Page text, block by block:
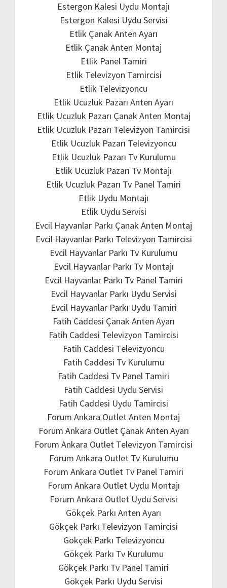
Estergon Kalesi Uydu Montajı
Estergon Kalesi Uydu Servisi
Etlik Çanak Anten Ayarı
Etlik Çanak Anten Montaj
Etlik Panel Tamiri
Etlik Televizyon Tamircisi
Etlik Televizyoncu
Etlik Ucuzluk Pazarı Anten Ayarı
Etlik Ucuzluk Pazarı Çanak Anten Montaj
Etlik Ucuzluk Pazarı Televizyon Tamircisi
Etlik Ucuzluk Pazarı Televizyoncu
Etlik Ucuzluk Pazarı Tv Kurulumu
Etlik Ucuzluk Pazarı Tv Montajı
Etlik Ucuzluk Pazarı Tv Panel Tamiri
Etlik Uydu Montajı
Etlik Uydu Servisi
Evcil Hayvanlar Parkı Çanak Anten Montaj
Evcil Hayvanlar Parkı Televizyon Tamircisi
Evcil Hayvanlar Parkı Tv Kurulumu
Evcil Hayvanlar Parkı Tv Montajı
Evcil Hayvanlar Parkı Tv Panel Tamiri
Evcil Hayvanlar Parkı Uydu Servisi
Evcil Hayvanlar Parkı Uydu Tamiri
Fatih Caddesi Çanak Anten Ayarı
Fatih Caddesi Televizyon Tamircisi
Fatih Caddesi Televizyoncu
Fatih Caddesi Tv Kurulumu
Fatih Caddesi Tv Panel Tamiri
Fatih Caddesi Uydu Servisi
Fatih Caddesi Uydu Tamircisi
Forum Ankara Outlet Anten Montaj
Forum Ankara Outlet Çanak Anten Ayarı
Forum Ankara Outlet Televizyon Tamircisi
Forum Ankara Outlet Tv Kurulumu
Forum Ankara Outlet Tv Panel Tamiri
Forum Ankara Outlet Uydu Montajı
Forum Ankara Outlet Uydu Servisi
Gökçek Parkı Anten Ayarı
Gökçek Parkı Televizyon Tamircisi
Gökçek Parkı Televizyoncu
Gökçek Parkı Tv Kurulumu
Gökçek Parkı Tv Panel Tamiri
Gökçek Parkı Uydu Servisi